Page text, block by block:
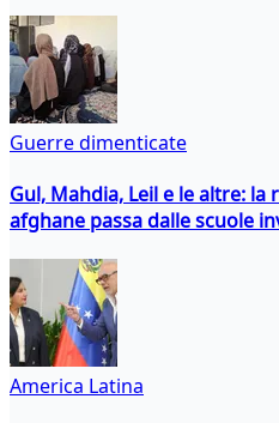
Guerre dimenticate
Gul, Mahdia, Leil e le altre: la
afghane passa dalle scuole
America Latina